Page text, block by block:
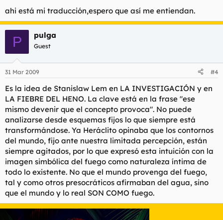
ahi está mi traducción,espero que así me entiendan.
P pulga
Guest
31 Mar 2009 #4
Es la idea de Stanislaw Lem en LA INVESTIGACIÓN y en
LA FIEBRE DEL HENO. La clave está en la frase "ese
mismo devenir que el concepto provoca". No puede
analizarse desde esquemas fijos lo que siempre está
transformándose. Ya Heráclito opinaba que los contornos
del mundo, fijo ante nuestra limitada percepción, están
siempre agitados, por lo que expresó esta intuición con la
imagen simbólica del fuego como naturaleza íntima de
todo lo existente. No que el mundo provenga del fuego,
tal y como otros presocráticos afirmaban del agua, sino
que el mundo y lo real SON COMO fuego.